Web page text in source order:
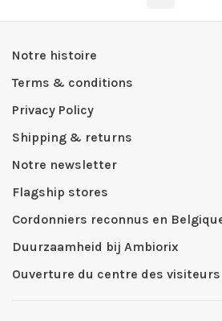
Notre histoire
Terms & conditions
Privacy Policy
Shipping & returns
Notre newsletter
Flagship stores
Cordonniers reconnus en
Duurzaamheid bij Ambiorix
Ouverture du centre des